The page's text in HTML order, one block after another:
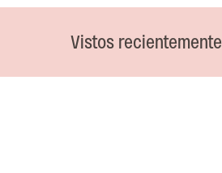
Vistos recientemente